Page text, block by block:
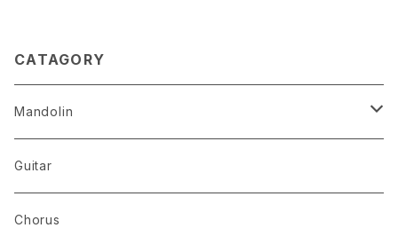
CATAGORY
Mandolin
The Best Selection
Set Package
Guitar
Chorus